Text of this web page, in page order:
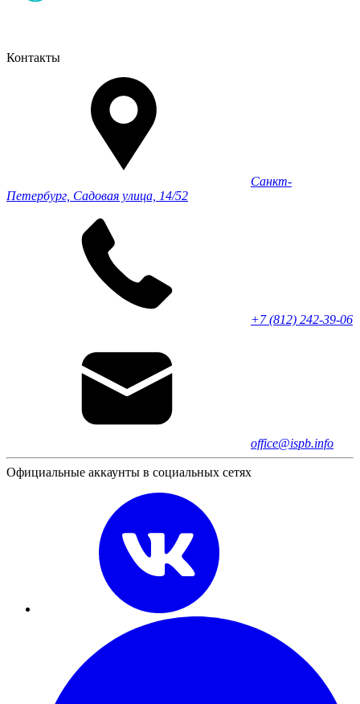
Контакты
Санкт-
Петербург, Садовая улица, 14/52
+7 (812) 242-39-06
office@ispb.info
Официальные аккаунты в социальных сетях